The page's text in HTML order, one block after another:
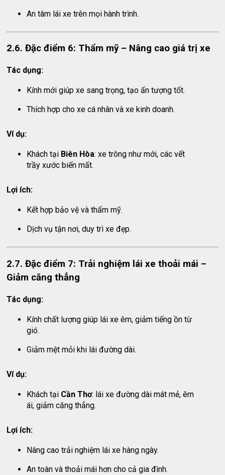
An tâm lái xe trên mọi hành trình.
2.6. Đặc điểm 6: Thẩm mỹ – Nâng cao giá trị xe
Tác dụng:
Kính mới giúp xe sang trọng, tạo ấn tượng tốt.
Thích hợp cho xe cá nhân và xe kinh doanh.
Ví dụ:
Khách tại Biên Hòa: xe trông như mới, các vết
trầy xước biến mất.
Lợi ích:
Kết hợp bảo vệ và thẩm mỹ.
Dịch vụ tận nơi, duy trì xe đẹp.
2.7. Đặc điểm 7: Trải nghiệm lái xe thoải mái –
Giảm căng thẳng
Tác dụng:
Kính chất lượng giúp lái xe êm, giảm tiếng ồn từ
gió.
Giảm mệt mỏi khi lái đường dài.
Ví dụ:
Khách tại Cần Thơ: lái xe đường dài mát mẻ, êm
ái, giảm căng thẳng.
Lợi ích:
Nâng cao trải nghiệm lái xe hàng ngày.
An toàn và thoải mái hơn cho cả gia đình.